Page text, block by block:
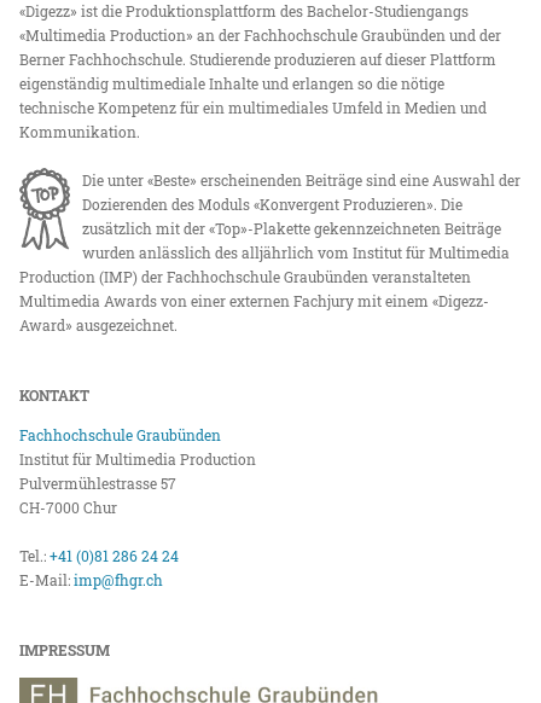
«Digezz» ist die Produktionsplattform des Bachelor-Studiengangs
«Multimedia Production» an der Fachhochschule Graubünden und der
Berner Fachhochschule. Studierende produzieren auf dieser Plattform
eigenständig multimediale Inhalte und erlangen so die nötige
technische Kompetenz für ein multimediales Umfeld in Medien und
Kommunikation.
Die unter «Beste» erscheinenden Beiträge sind eine Auswahl der
Dozierenden des Moduls «Konvergent Produzieren». Die
zusätzlich mit der «Top»-Plakette gekennzeichneten Beiträge
wurden anlässlich des alljährlich vom Institut für Multimedia
Production (IMP) der Fachhochschule Graubünden veranstalteten
Multimedia Awards von einer externen Fachjury mit einem «Digezz-
Award» ausgezeichnet.
KONTAKT
Fachhochschule Graubünden
Institut für Multimedia Production
Pulvermühlestrasse 57
CH-7000 Chur
Tel.:+41 (0)81 286 24 24
E-Mail:imp@fhgr.ch
IMPRESSUM